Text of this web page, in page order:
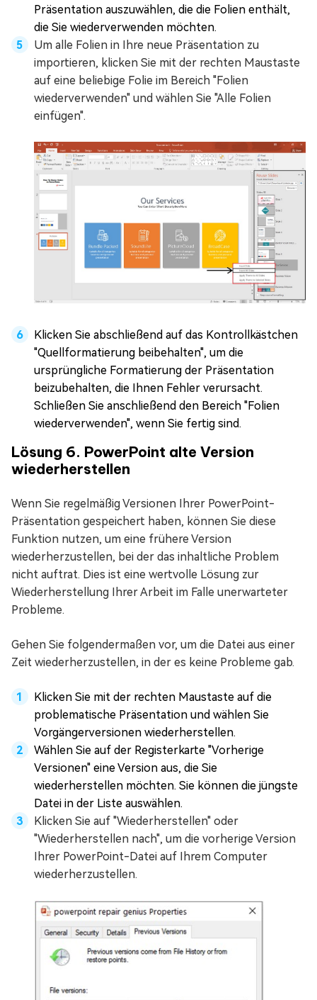
Präsentation auszuwählen, die die Folien enthält,
die Sie wiederverwenden möchten.
Um alle Folien in Ihre neue Präsentation zu
importieren, klicken Sie mit der rechten Maustaste
auf eine beliebige Folie im Bereich "Folien
wiederverwenden" und wählen Sie "Alle Folien
einfügen".
Klicken Sie abschließend auf das Kontrollkästchen
"Quellformatierung beibehalten", um die
ursprüngliche Formatierung der Präsentation
beizubehalten, die Ihnen Fehler verursacht.
Schließen Sie anschließend den Bereich "Folien
wiederverwenden", wenn Sie fertig sind.
Lösung 6. PowerPoint alte Version
wiederherstellen
Wenn Sie regelmäßig Versionen Ihrer PowerPoint-
Präsentation gespeichert haben, können Sie diese
Funktion nutzen, um eine frühere Version
wiederherzustellen, bei der das inhaltliche Problem
nicht auftrat. Dies ist eine wertvolle Lösung zur
Wiederherstellung Ihrer Arbeit im Falle unerwarteter
Probleme.
Gehen Sie folgendermaßen vor, um die Datei aus einer
Zeit wiederherzustellen, in der es keine Probleme gab.
Klicken Sie mit der rechten Maustaste auf die
problematische Präsentation und wählen Sie
Vorgängerversionen wiederherstellen.
Wählen Sie auf der Registerkarte "Vorherige
Versionen" eine Version aus, die Sie
wiederherstellen möchten. Sie können die jüngste
Datei in der Liste auswählen.
Klicken Sie auf "Wiederherstellen" oder
"Wiederherstellen nach", um die vorherige Version
Ihrer PowerPoint-Datei auf Ihrem Computer
wiederherzustellen.